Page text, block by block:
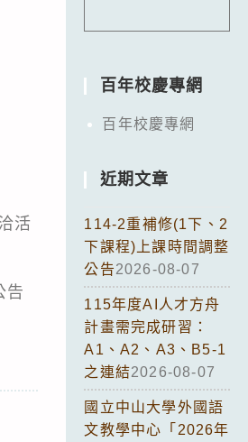
活
告
百年校慶專網
百年校慶專網
近期文章
114-2重補修(1下、2
下課程)上課時間調整
公告2026-08-07
115年度AI人才方舟
計畫需完成研習：
A1、A2、A3、B5-1
之連結2026-08-07
國立中山大學外國語
文教學中心「2026年